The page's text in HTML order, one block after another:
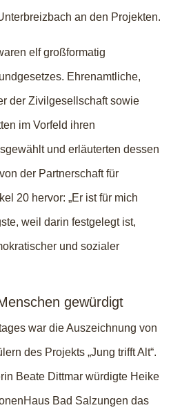
an den Projekten.
elf großformatig
Ehrenamtliche,
der Zivilgesellschaft sowie
im Vorfeld ihren
und erläuterten dessen
der Partnerschaft für
20 hervor: „Er ist für mich
weil darin festgelegt ist,
und sozialer
gewürdigt
war die Auszeichnung von
des Projekts „Jung trifft Alt“.
Beate Dittmar würdigte Heike
Bad Salzungen das